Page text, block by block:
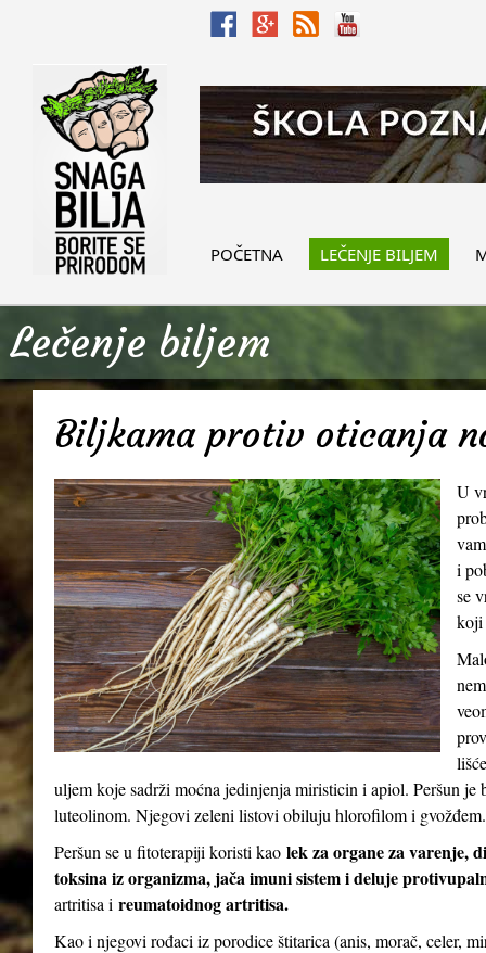
POČETNA LEČENJE BILJEM
Lečenje biljem
Biljkama protiv oticanja
U
i
se
koji
uljem koje sadrži moćna jedinjenja miristicin i apiol. Peršun
luteolinom. Njegovi zeleni listovi obiluju hlorofilom i gvožđem.
Peršun se u fitoterapiji koristi kao lek za organe za varenje,
toksina iz organizma, jača imuni sistem i deluje
artritisa i reumatoidnog artritisa.
Kao i njegovi rođaci iz porodice štitarica (anis, morač, celer,